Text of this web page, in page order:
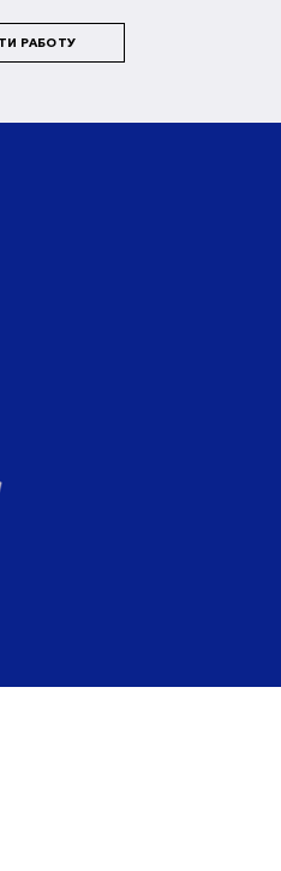
РАБОТУ